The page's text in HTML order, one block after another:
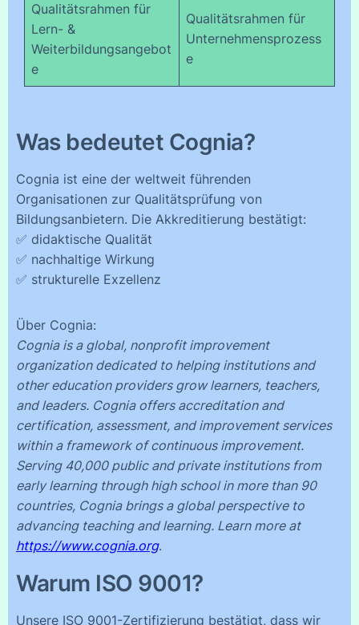
Qualitätsrahmen für
Lern- &
Weiterbildungsangebot
e
Qualitätsrahmen für
Unternehmensprozess
e
Was bedeutet Cognia?
Cognia ist eine der weltweit führenden
Organisationen zur Qualitätsprüfung von
Bildungsanbietern. Die Akkreditierung bestätigt:
✅ didaktische Qualität
✅ nachhaltige Wirkung
✅ strukturelle Exzellenz
Über Cognia:
Cognia is a global, nonprofit improvement
organization dedicated to helping institutions and
other education providers grow learners, teachers,
and leaders. Cognia offers accreditation and
certification, assessment, and improvement services
within a framework of continuous improvement.
Serving 40,000 public and private institutions from
early learning through high school in more than 90
countries, Cognia brings a global perspective to
advancing teaching and learning. Learn more at
https://www.cognia.org.
Warum ISO 9001?
Unsere ISO 9001-Zertifizierung bestätigt, dass wir